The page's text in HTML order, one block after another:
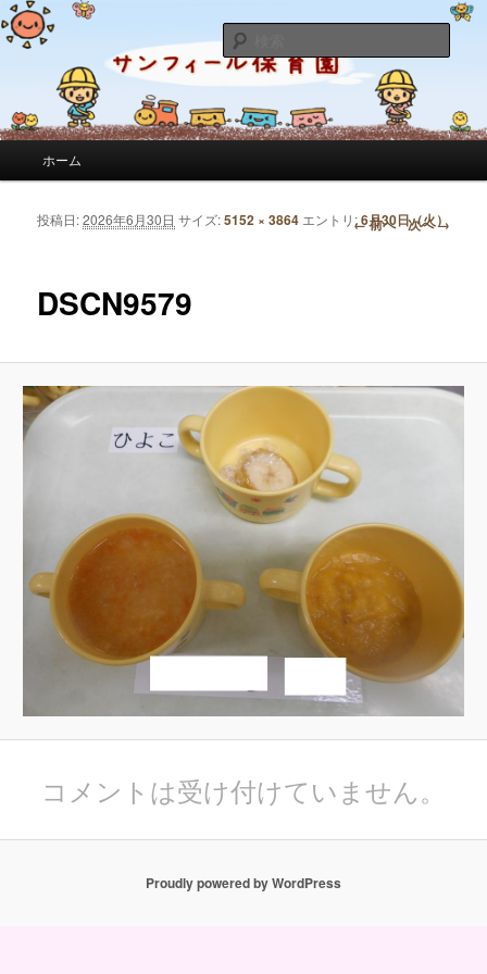
サンフィール保育園のブログ
サンフィール保育園のせんせいのブログです。園の日常を綴っています。
索
メインコンテンツへ移動
サブコンテンツへ移動
ホーム
画像ナビゲーション ← 前へ 次へ →
DSCN9579
投稿日:2026年6月30日 サイズ:5152 × 3864 エントリ:6月30日（火）
コメントは受け付けていません。
Proudly powered by WordPress